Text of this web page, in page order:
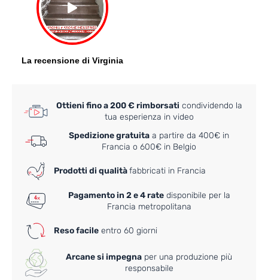
Ottieni fino a 200 € rimborsati condividendo la
tua esperienza in video
Spedizione gratuita a partire da 400€ in
Francia o 600€ in Belgio
Prodotti di qualitàfabbricati in Francia
Pagamento in 2 e 4 ratedisponibile per la
Francia metropolitana
Reso facile entro 60 giorni
Arcane si impegna per una produzione più
responsabile